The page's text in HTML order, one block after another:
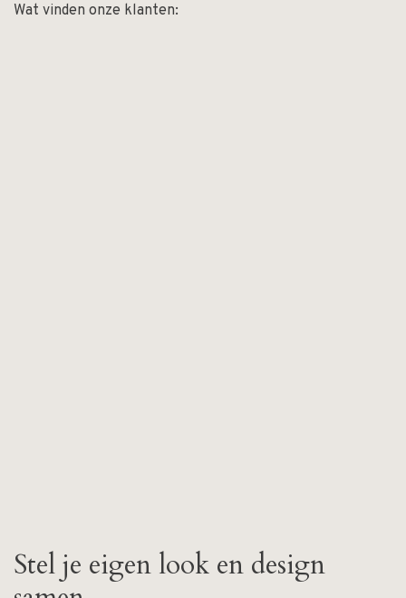
Wat vinden onze klanten:
Stel je eigen look en design